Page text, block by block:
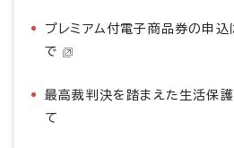
プレミアム付電子商品券の申込
で
最高裁判決を踏まえた生活保
て